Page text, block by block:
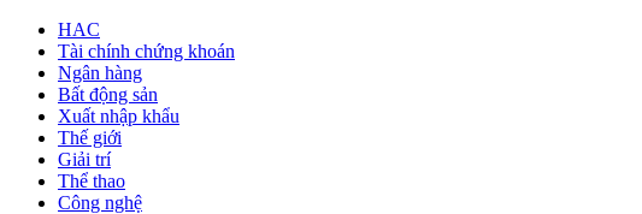
HAC
Tài chính chứng khoán
Ngân hàng
Bất động sản
Xuất nhập khẩu
Thế giới
Giải trí
Thể thao
Công nghệ